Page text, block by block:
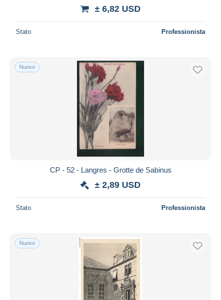
± 6,82 USD
Stato Professionista
Nuovo
CP - 52 - Langres - Grotte de Sabinus
± 2,89 USD
Stato Professionista
Nuovo